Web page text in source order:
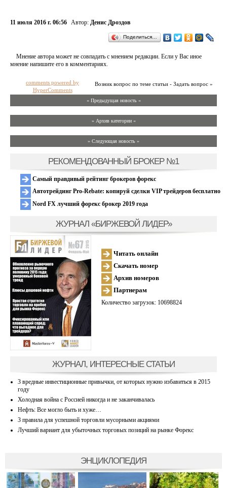
11 июля 2016 г. 06:56 Автор: Денис Дроздов
Поделиться…
Мнение автора может не совпадать с мнением редакции. Если у Вас иное
мнение напишите его в комментариях.
Возник вопрос по теме статьи - Задать вопрос »
comments powered by
HyperComments
« Предыдущая новость «
» Архив категории «
» Следующая новость »
РЕКОМЕНДОВАННЫЙ БРОКЕР №1
Самый правдивый рейтинг брокеров форекс
Автотрейдинг Pro-Rebate: копируй сделки VIP трейдеров бесплатно
Nord FX лучший форекс брокер 2019 года
ЖУРНАЛ «БИРЖЕВОЙ ЛИДЕР»
Читать онлайн
Скачать номер
Архив номеров
Партнерам
Количество загрузок: 10698824
ЖУРНАЛ, ИНТЕРЕСНЫЕ СТАТЬИ
3 вредные инвестиционные привычки, от которых нужно избавиться в 2015
году
Холодная война с Россией никогда и не заканчивалась
Нефть: Все могло быть и хуже…
3 правила для успешной торговли мусорными акциями
Лучший вариант для убыточных торговых позиций на рынке Форекс
ЭНЦИКЛОПЕДИЯ